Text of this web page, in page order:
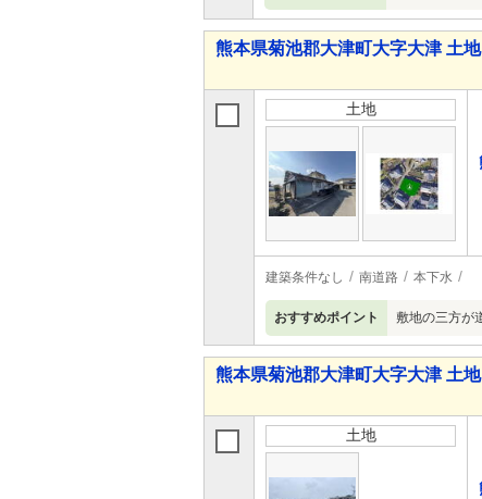
熊本県菊池郡大津町大字大津 土地
土地
建築条件なし 南道路 本下水
おすすめポイント 敷地の三方が
熊本県菊池郡大津町大字大津 土地
土地